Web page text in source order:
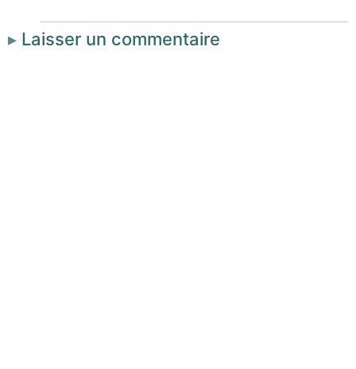
Laisser un commentaire